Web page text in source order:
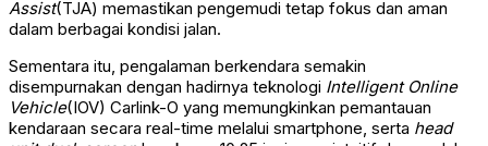
Assist(TJA) memastikan pengemudi tetap fokus dan aman
dalam berbagai kondisi jalan.
Sementara itu, pengalaman berkendara semakin
disempurnakan dengan hadirnya teknologi Intelligent Online
Vehicle(IOV) Carlink-O yang memungkinkan pemantauan
kendaraan secara real-time melalui smartphone, serta head